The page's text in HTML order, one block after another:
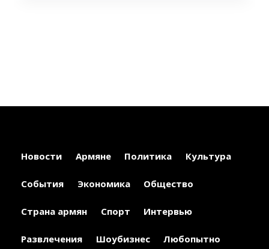
Новости Армяне Политика Культура
События Экономика Общество
Страна армян Спорт Интервью
Развлечения Шоубизнес Любопытно